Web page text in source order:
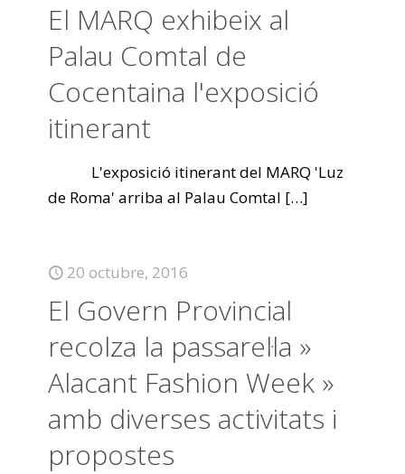
El MARQ exhibeix al
Palau Comtal de
Cocentaina l'exposició
itinerant
L'exposició itinerant del MARQ 'Luz
de Roma' arriba al Palau Comtal […]
20 octubre, 2016
El Govern Provincial
recolza la passarel·la »
Alacant Fashion Week »
amb diverses activitats i
propostes